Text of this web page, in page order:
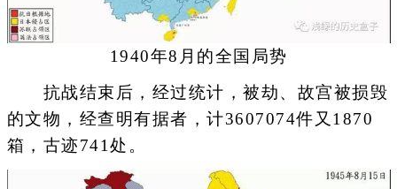
1940年8月的全国局势
抗战结束后，经过统计，被劫、故宫被损毁
的文物，经查明有据者，计3607074件又1870
箱，古迹741处。